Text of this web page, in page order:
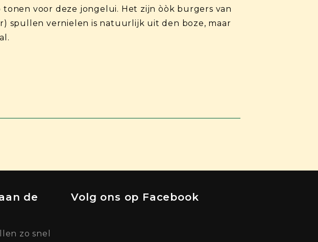
voor deze jongelui. Het zijn òòk burgers van
spullen vernielen is natuurlijk uit den boze, maar
de
zo snel
Volg ons op Facebook